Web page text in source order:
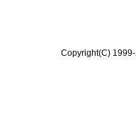
Copyright(C)